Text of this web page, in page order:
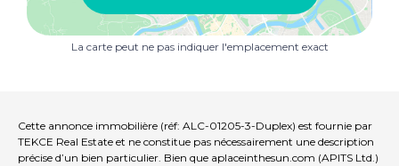
La carte peut ne pas indiquer l'emplacement exact
Cette annonce immobilière (réf: ALC-01205-3-Duplex) est fournie par
TEKCE Real Estate et ne constitue pas nécessairement une description
précise d’un bien particulier. Bien que aplaceinthesun.com (APITS Ltd.)